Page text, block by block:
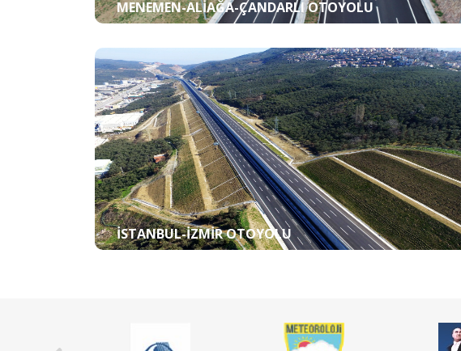
MENEMEN-ALIAĞA-ÇANDARLI OTOYOLU
İSTANBUL-İZMIR OTOYOLU